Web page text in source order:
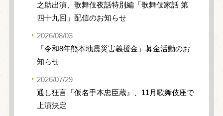
之助出演、歌舞伎夜話特別編「歌舞伎家話 第
四十九回」配信のお知らせ
2026/08/03
「令和8年熊本地震災害義援金」募金活動のお
知らせ
2026/07/29
通し狂言『仮名手本忠臣蔵』、11月歌舞伎座で
上演決定